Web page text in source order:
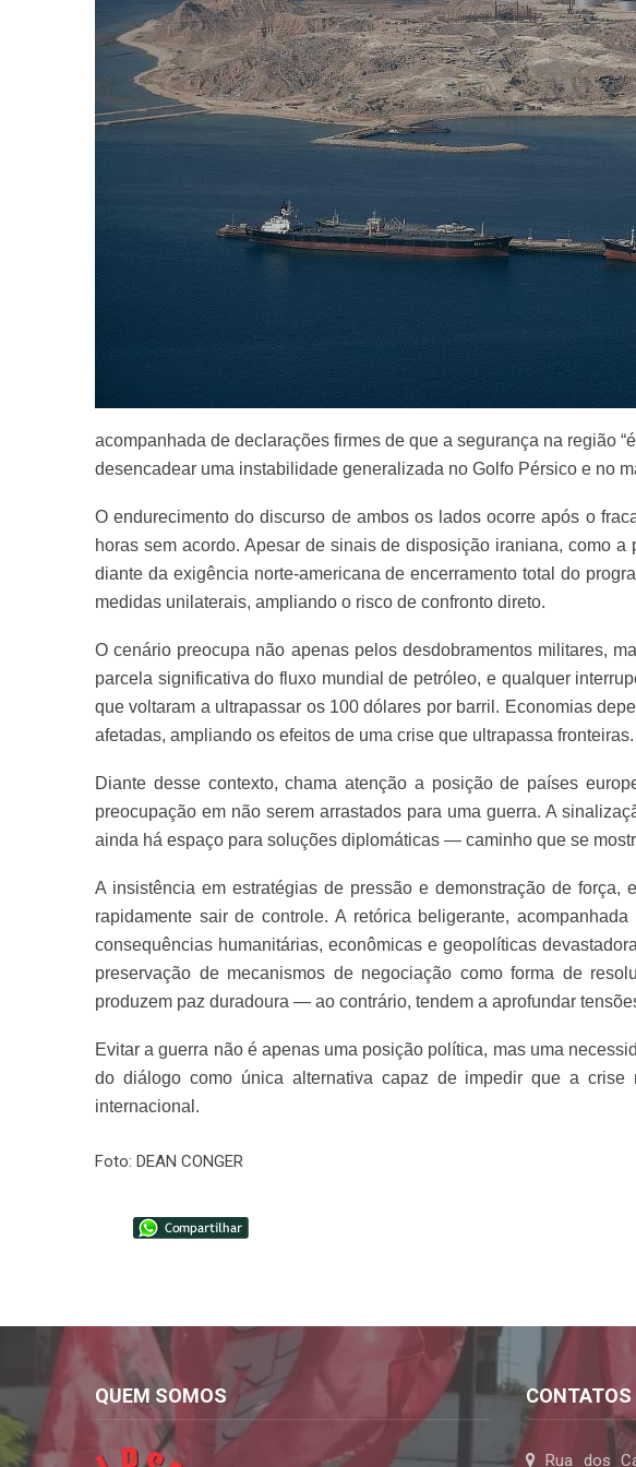
acompanhada de declarações firmes de que a segurança na região
desencadear uma instabilidade generalizada no Golfo Pérsico e no
O endurecimento do discurso de ambos os lados ocorre após o
horas sem acordo. Apesar de sinais de disposição iraniana, como
diante da exigência norte-americana de encerramento total do
medidas unilaterais, ampliando o risco de confronto direto.
O cenário preocupa não apenas pelos desdobramentos militares,
parcela significativa do fluxo mundial de petróleo, e qualquer
que voltaram a ultrapassar os 100 dólares por barril. Economias
afetadas, ampliando os efeitos de uma crise que ultrapassa fronteiras.
Diante desse contexto, chama atenção a posição de países
preocupação em não serem arrastados para uma guerra. A
ainda há espaço para soluções diplomáticas — caminho que se
A insistência em estratégias de pressão e demonstração de
rapidamente sair de controle. A retórica beligerante,
consequências humanitárias, econômicas e geopolíticas
preservação de mecanismos de negociação como forma de
produzem paz duradoura — ao contrário, tendem a aprofundar
Evitar a guerra não é apenas uma posição política, mas uma
do diálogo como única alternativa capaz de impedir que a
internacional.
Foto: DEAN CONGER
QUEM SOMOS CONTATOS
Rua dos